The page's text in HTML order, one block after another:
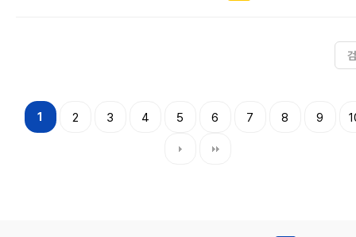
1 2 3 4 5 6 7 8 9